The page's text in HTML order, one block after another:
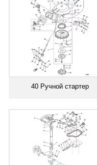
40 Ручной стартер